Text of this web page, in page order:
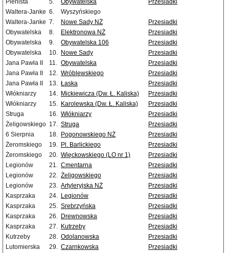
Pienista
5. Obywatelska
Przesiadki
Waltera-Janke 6.
Wyszyńskiego
Waltera-Janke 7. Nowe Sady NŻ
Przesiadki
Obywatelska
8. Elektronowa NŻ
Przesiadki
Obywatelska
9. Obywatelska 106
Przesiadki
Obywatelska
10. Nowe Sady
Przesiadki
Jana Pawła II
11. Obywatelska
Przesiadki
Jana Pawła II
12. Wróblewskiego
Przesiadki
Jana Pawła II
13. Łaska
Przesiadki
Włókniarzy
14. Mickiewicza (Dw. Ł. Kaliska)
Przesiadki
Włókniarzy
15. Karolewska (Dw. Ł. Kaliska)
Przesiadki
Struga
16. Włókniarzy
Przesiadki
Żeligowskiego 17. Struga
Przesiadki
6 Sierpnia
18. Pogonowskiego NŻ
Przesiadki
Żeromskiego
19. Pl. Barlickiego
Przesiadki
Żeromskiego
20. Więckowskiego (LO nr 1)
Przesiadki
Legionów
21. Cmentarna
Przesiadki
Legionów
22. Żeligowskiego
Przesiadki
Legionów
23. Artyleryjska NŻ
Przesiadki
Kasprzaka
24. Legionów
Przesiadki
Kasprzaka
25. Srebrzyńska
Przesiadki
Kasprzaka
26. Drewnowska
Przesiadki
Kasprzaka
27. Kutrzeby
Przesiadki
Kutrzeby
28. Odolanowska
Przesiadki
Lutomierska
29. Czarnkowska Przesiadki